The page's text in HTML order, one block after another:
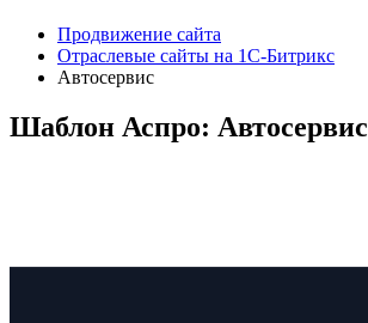
Продвижение сайта
Отраслевые сайты на 1С-Битрикс
Автосервис
Шаблон Аспро: Автосервис